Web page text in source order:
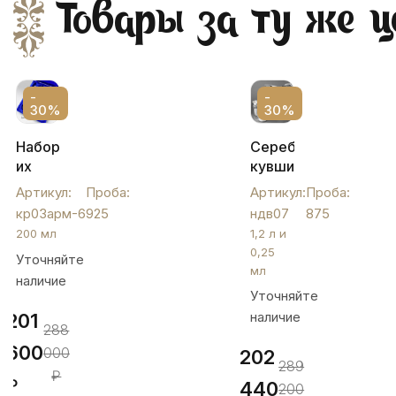
Товары за ту же
-
30%
Набор
их
шести
серебряных
стаканов
с
"Косичка",
кр03арм-6
Артикул:
кр03арм-6
Проба:
925
200 мл
Уточняйте
наличие
201
600
₽
288
000
₽
-
30%
Серебряный
кувшин
с
стаканами,
ндв07
Артикул:
ндв07
Проба:
875
1,2 л и
0,25
мл
Уточняйте
наличие
202
440
289
200